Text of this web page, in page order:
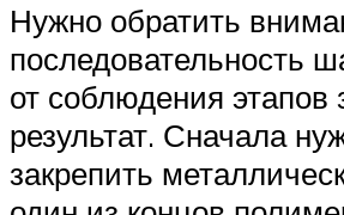
Нужно обратить
последовательность
от соблюдения этапов
результат. Сначала
закрепить